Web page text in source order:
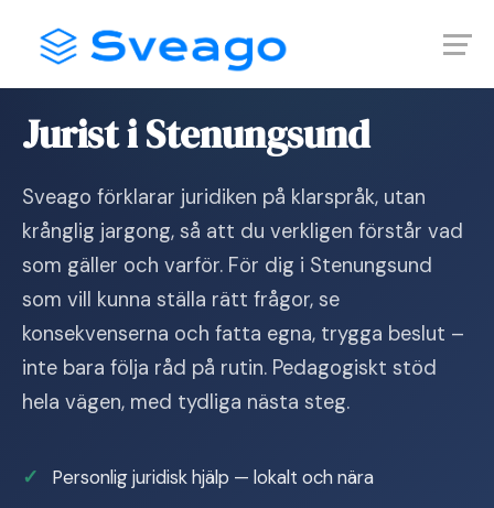
content
Jurist i Stenungsund
Sveago förklarar juridiken på klarspråk, utan
krånglig jargong, så att du verkligen förstår vad
som gäller och varför. För dig i Stenungsund
som vill kunna ställa rätt frågor, se
konsekvenserna och fatta egna, trygga beslut –
inte bara följa råd på rutin. Pedagogiskt stöd
hela vägen, med tydliga nästa steg.
Personlig juridisk hjälp — lokalt och nära